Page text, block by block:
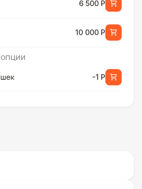
6 500 Р
10 000 Р
-1 Р